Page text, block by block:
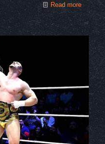
Read more